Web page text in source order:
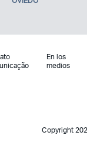
En los
medios
Copyright